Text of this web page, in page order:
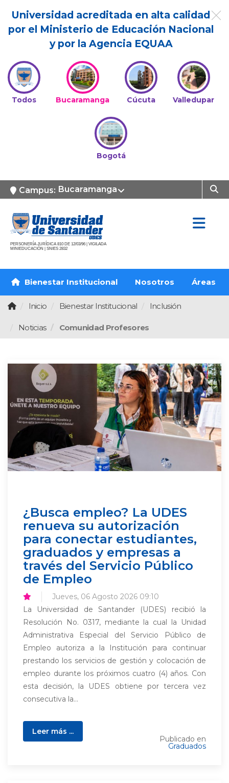
Universidad acreditada en alta calidad
por el Ministerio de Educación Nacional
y por la Agencia EQUAA
Todos Bucaramanga Cúcuta Valledupar
Bogotá
Campus: Bucaramanga
PERSONERÍA JURÍDICA 810 DE 12/03/96 | VIGILADA
MINIEDUCACIÓN | SNIES 2832
Bienestar Institucional Nosotros Áreas
Inicio Bienestar Institucional Inclusión
Noticias Comunidad Profesores
¿Busca empleo? La UDES
renueva su autorización
para conectar estudiantes,
graduados y empresas a
través del Servicio Público
de Empleo
Jueves, 06 Agosto 2026 09:10
La Universidad de Santander (UDES) recibió la
Resolución No. 0317, mediante la cual la Unidad
Administrativa Especial del Servicio Público de
Empleo autoriza a la Institución para continuar
prestando los servicios de gestión y colocación de
empleo durante los próximos cuatro (4) años. Con
esta decisión, la UDES obtiene por tercera vez
consecutiva la...
Leer más ...
Publicado en
Graduados